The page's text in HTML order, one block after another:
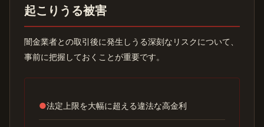
起こりうる被害
闇金業者との取引後に発生しうる深刻なリスクについて、
事前に把握しておくことが重要です。
●法定上限を大幅に超える違法な高金利